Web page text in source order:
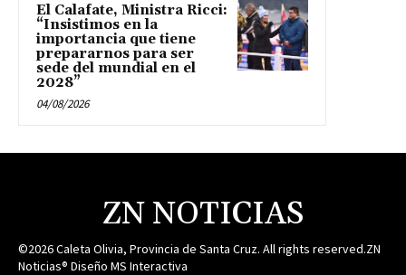
El Calafate, Ministra Ricci:
“Insistimos en la
importancia que tiene
prepararnos para ser
sede del mundial en el
2028”
04/08/2026
ZN NOTICIAS
©2026 Caleta Olivia, Provincia de Santa Cruz. All rights reserved.ZN
Noticias® Diseño MS Interactiva